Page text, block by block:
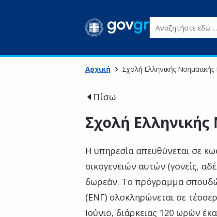
Αναζητήστε εδώ ...
Αρχική Σχολή Ελληνικής
Πίσω
Σχολή
Η υπηρεσία απευθύνεται σε
οικογενειών αυτών (γονείς,
δωρεάν. Το πρόγραμμα
(ΕΝΓ) ολοκληρώνεται σε
Ιούνιο, διάρκειας 120 ωρών